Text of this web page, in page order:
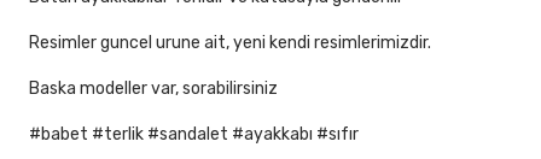
Resimler guncel urune ait, yeni kendi resimlerimizdir.
Baska modeller var, sorabilirsiniz
#babet #terlik #sandalet #ayakkabı #sıfır